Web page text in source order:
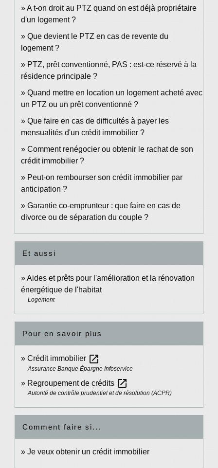
A t-on droit au PTZ quand on est déjà propriétaire
d'un logement ?
Que devient le PTZ en cas de revente du
logement ?
PTZ, prêt conventionné, PAS : est-ce réservé à la
résidence principale ?
Quand mettre en location un logement acheté avec
un PTZ ou un prêt conventionné ?
Que faire en cas de difficultés à payer les
mensualités d'un crédit immobilier ?
Comment renégocier ou obtenir le rachat de son
crédit immobilier ?
Peut-on rembourser son crédit immobilier par
anticipation ?
Garantie co-emprunteur : que faire en cas de
divorce ou de séparation du couple ?
Et aussi
Aides et prêts pour l'amélioration et la rénovation
énergétique de l'habitat
Logement
Pour en savoir plus
Crédit immobilier open_in_new
Assurance Banque Épargne Infoservice
Regroupement de crédits open_in_new
Autorité de contrôle prudentiel et de résolution (ACPR)
Comment faire si...
Je veux obtenir un crédit immobilier